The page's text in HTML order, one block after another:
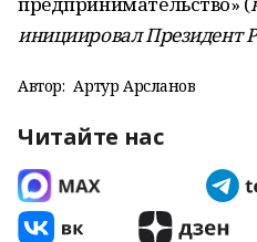
инициировал Президент
Автор: Артур Арсланов
Читайте нас